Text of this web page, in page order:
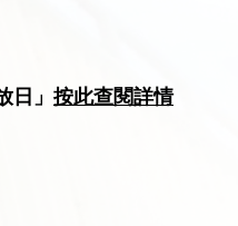
日」 按此查閱詳情